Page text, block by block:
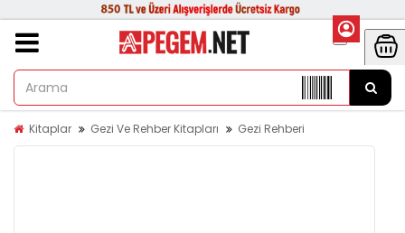
Kitaplar Gezi Ve Rehber Kitapları Gezi Rehberi